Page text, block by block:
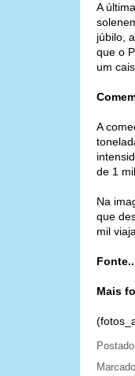
A
júbilo,
que o
um
A
de 1
Na
que
mil
Mais